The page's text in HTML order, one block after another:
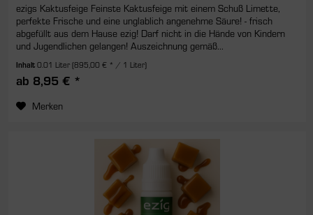
ezigs Kaktusfeige Feinste Kaktusfeige mit einem Schuß Limette,
perfekte Frische und eine unglablich angenehme Säure! - frisch
abgefüllt aus dem Hause ezig! Darf nicht in die Hände von Kindern
und Jugendlichen gelangen! Auszeichnung gemäß...
Inhalt0.01 Liter(895,00 € * / 1 Liter)
ab 8,95 € *
Merken